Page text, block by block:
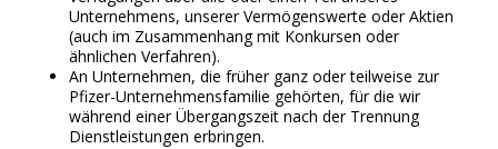
Unternehmens, unserer Vermögenswerte oder Aktien
(auch im Zusammenhang mit Konkursen oder
ähnlichen Verfahren).
An Unternehmen, die früher ganz oder teilweise zur
Pfizer-Unternehmensfamilie gehörten, für die wir
während einer Übergangszeit nach der Trennung
Dienstleistungen erbringen.